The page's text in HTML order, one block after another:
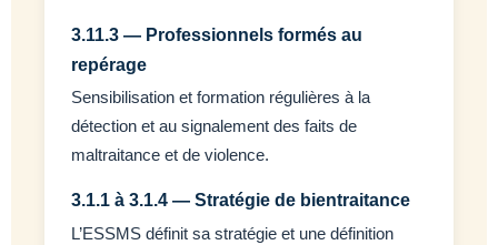
3.11.3 — Professionnels formés au
repérage
Sensibilisation et formation régulières à la
détection et au signalement des faits de
maltraitance et de violence.
3.1.1 à 3.1.4 — Stratégie de bientraitance
L’ESSMS définit sa stratégie et une définition